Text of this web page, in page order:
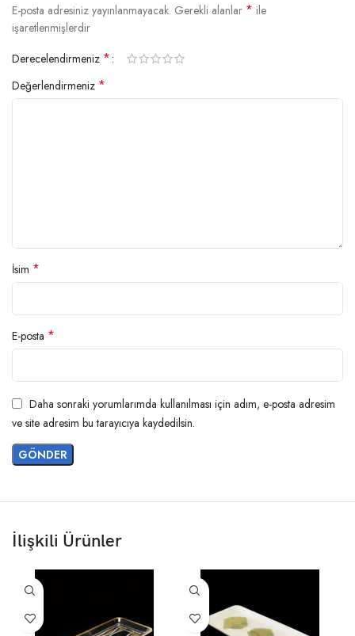
E-posta adresiniz yayınlanmayacak. Gerekli alanlar * ile
işaretlenmişlerdir
Derecelendirmeniz *
Değerlendirmeniz *
İsim *
E-posta *
Daha sonraki yorumlarımda kullanılması için adım, e-posta adresim
ve site adresim bu tarayıcıya kaydedilsin.
İlişkili Ürünler